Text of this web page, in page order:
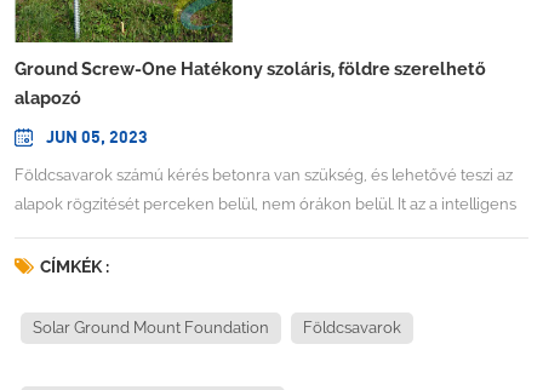
Ground Screw-One Hatékony szoláris, földre szerelhető
alapozó
JUN 05, 2023
Földcsavarok számú kérés betonra van szükség, és lehetővé teszi az
alapok rögzítését perceken belül, nem órákon belül. It az a intelligens
telepítéshez. Földcsavarunkat percek alatt, várakozási idő nélkül
és a talaj az eszköz egyszerű lecsavarásával visszaáll az eredeti
állapotába. A föld A csavarok újrafelhasználhatók, és szükség szerint
CÍMKÉK :
Solar Ground Mount Foundation Földcsavarok